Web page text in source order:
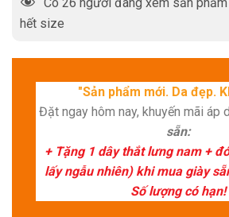
hết size
"Sản phẩm mới. Da đẹp.
Đặt ngay hôm nay, khuyến mãi áp
sẵn:
+ Tặng 1 dây thắt lưng nam +
lấy ngẫu nhiên) khi mua giày
Số lượng có hạn!